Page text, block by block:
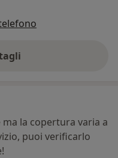
la copertura varia a
puoi verificarlo